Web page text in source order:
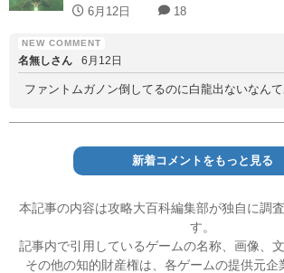
6月12日 18
名無しさん 6月12日
ファントムガノン倒してるのに白龍出ないなん
新着コメントをもっと見る
本記事の内容は攻略大百科編集部が独自に調
す。
記事内で引用しているゲームの名称、画像、
その他の知的財産権は、各ゲームの提供元企